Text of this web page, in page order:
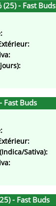
- Fast Buds
Fast Buds
Sativa):
- Fast Buds